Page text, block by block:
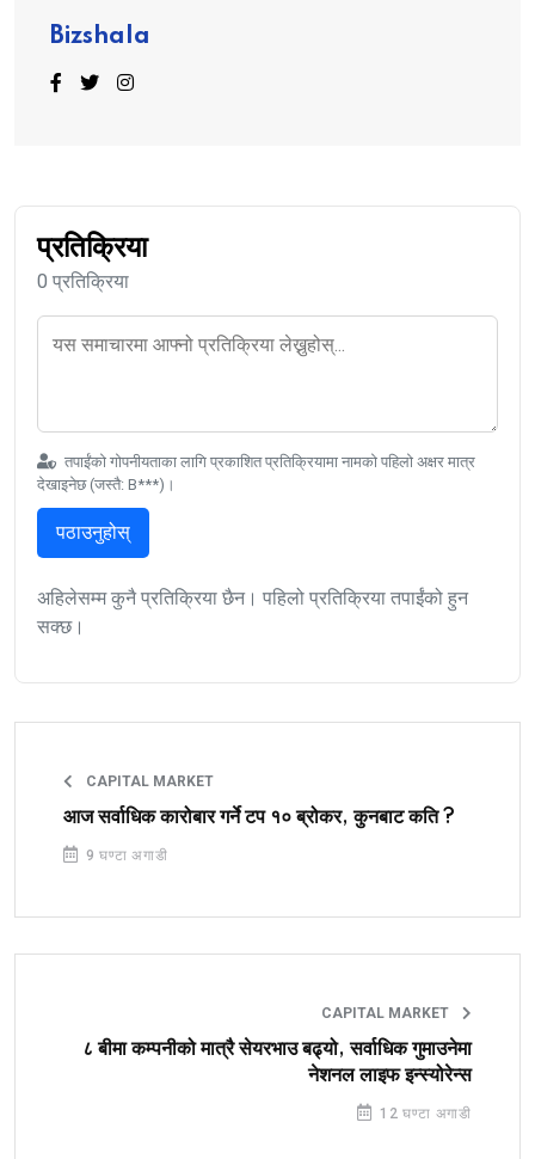
Bizshala
प्रतिक्रिया
0 प्रतिक्रिया
तपाईंको गोपनीयताका लागि प्रकाशित प्रतिक्रियामा नामको पहिलो अक्षर मात्र
देखाइनेछ (जस्तै: B***)।
पठाउनुहोस्
अहिलेसम्म कुनै प्रतिक्रिया छैन। पहिलो प्रतिक्रिया तपाईंको हुन
सक्छ।
CAPITAL MARKET
आज सर्वाधिक कारोबार गर्ने टप १० ब्रोकर, कुनबाट कति ?
9 घण्टा अगाडी
CAPITAL MARKET
८ बीमा कम्पनीको मात्रै सेयरभाउ बढ्यो, सर्वाधिक गुमाउनेमा
नेशनल लाइफ इन्स्योरेन्स
12 घण्टा अगाडी